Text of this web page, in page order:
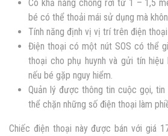
Có khả năng chống rơi từ 1 – 1,5
bé có thể thoải mái sử dụng mà
Tính năng định vị vị trí trên điện
Điện thoại có một nút SOS có thể
thoại cho phụ huynh và gửi tín
nếu bé gặp nguy hiểm.
Quản lý được thông tin cuộc gọi,
thể chặn những số điện thoại làm
Chiếc điện thoại này được bán với giá